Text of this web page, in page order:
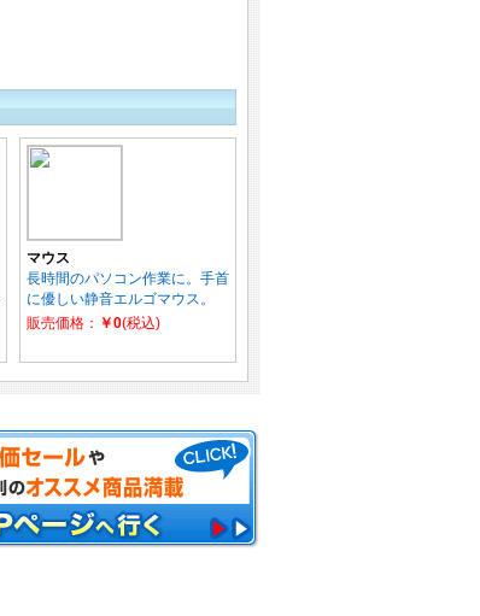
マウス
長時間のパソコン作業に。手首
に優しい静音エルゴマウス。
販売価格：
￥0(税込)